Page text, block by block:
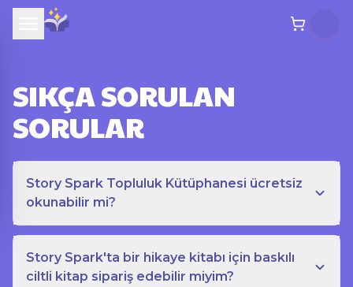
SIKÇA SORULAN
SORULAR
Story Spark Topluluk Kütüphanesi ücretsiz
okunabilir mi?
Story Spark'ta bir hikaye kitabı için baskılı
ciltli kitap sipariş edebilir miyim?